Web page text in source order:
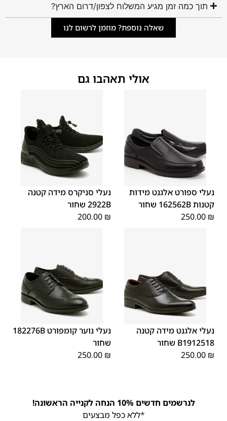
תוך כמה זמן מגיע המשלוח לצפון/דרום הארץ?
שאלה נוספת? מוזמן לרשום לנו
אולי תאהבו גם
נעלי ספורט אלגנט מידות
קטנות 162562B שחור
250.00 ₪
נעלי סניקרס מידה קטנה
2922B שחור
200.00 ₪
נעלי אלגנט מידה קטנה
B1912518 שחור
250.00 ₪
נעלי נוער קומפורט 182276B
שחור
250.00 ₪
לנרשמים חדשים 10% הנחה לקנייה הראשונה!
*ללא כפל מבצעים